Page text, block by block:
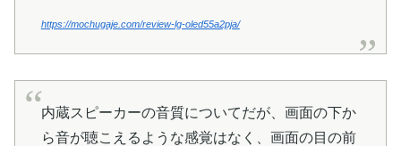
https://mochugaje.com/review-lg-oled55a2pja/
内蔵スピーカーの音質についてだが、画面の下か
ら音が聴こえるような感覚はなく、画面の目の前